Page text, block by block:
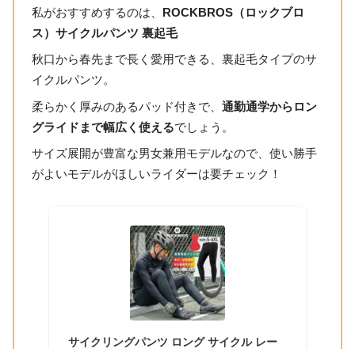
私がおすすめするのは、
ROCKBROS（ロックブロ
ス）サイクルパンツ 裏起毛
秋口から春先まで長く愛用できる、裏起毛タイプのサ
イクルパンツ。
柔らかく厚みのあるパッド付きで、 通勤通学からロン
グライドまで幅広く使えるでしょう。
サイズ展開が豊富な男女兼用モデルなので、使い勝手
がよいモデルがほしいライダーは要チェック！
サイクリングパンツ ロング サイクル レー